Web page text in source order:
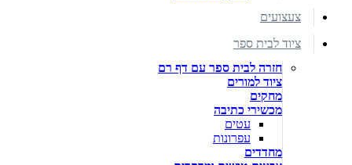
צעצועים
ציוד לבית ספר
חזרה לבית ספר עם דף רם
ציוד למורים
מחקים
מכשירי כתיבה
עטים
עפרונות
מחדדים